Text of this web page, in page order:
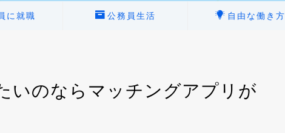
に就職 公務員生活 自由な働き方
いのならマッチングアプリが